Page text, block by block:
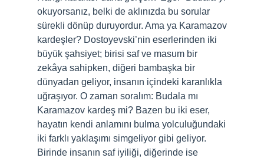
okuyorsanız, belki de aklınızda bu sorular
sürekli dönüp duruyordur. Ama ya Karamazov
kardeşler? Dostoyevski’nin eserlerinden iki
büyük şahsiyet; birisi saf ve masum bir
zekâya sahipken, diğeri bambaşka bir
dünyadan geliyor, insanın içindeki karanlıkla
uğraşıyor. O zaman soralım: Budala mı
Karamazov kardeş mi? Bazen bu iki eser,
hayatın kendi anlamını bulma yolculuğundaki
iki farklı yaklaşımı simgeliyor gibi geliyor.
Birinde insanın saf iyiliği, diğerinde ise